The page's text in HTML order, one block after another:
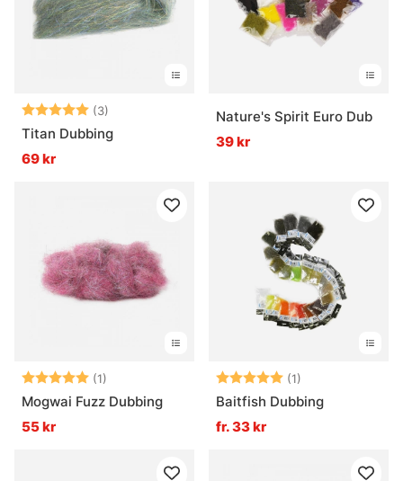
Betyg: (3)
5.0 utav 5 stjärnor
Titan Dubbing
69 kr
Nature's Spirit Euro Dub
39 kr
Betyg: (1)
5.0 utav 5 stjärnor
Mogwai Fuzz Dubbing
55 kr
Betyg: (1)
Baitfish Dubbing
fr. 33 kr